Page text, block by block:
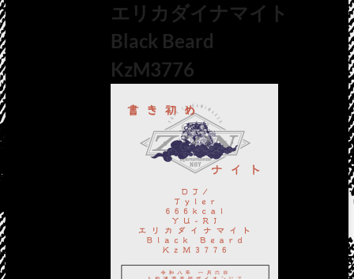
エリカダイナマイト
Black Beard
KzM3776